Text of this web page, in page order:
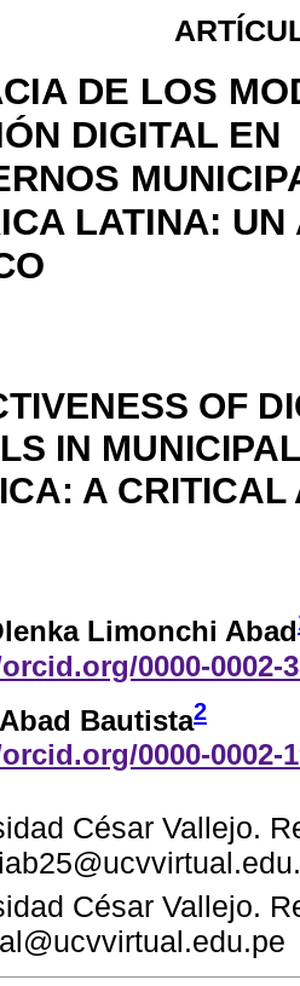
DE LOS
DIGITAL EN
LATINA: UN
OF
IN
A CRITICAL
Limonchi Abad
0000-0002-
Bautista2
0000-0002-
César Vallejo.
César Vallejo.